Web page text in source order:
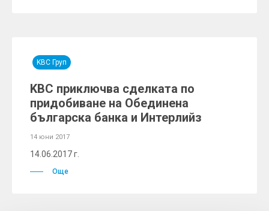
KBC Груп
KBC приключва сделката по
придобиване на Обединена
българска банка и Интерлийз
14 юни 2017
14.06.2017 г.
Още